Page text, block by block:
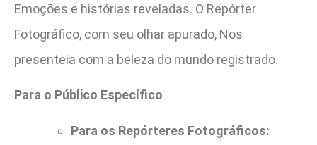
Emoções e histórias reveladas. O Repórter
Fotográfico, com seu olhar apurado, Nos
presenteia com a beleza do mundo registrado.
Para o Público Específico
Para os Repórteres Fotográficos: